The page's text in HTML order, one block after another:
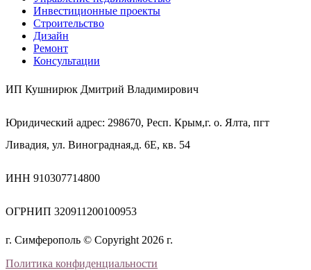
Инвестиционные проекты
Строительство
Дизайн
Ремонт
Консультации
ИП Кушнирюк Дмитрий Владимирович
Юридический адрес: 298670, Респ. Крым,г. о. Ялта, пгт
Ливадия, ул. Виноградная,д. 6Е, кв. 54
ИНН 910307714800
ОГРНИП 320911200100953
г. Симферополь © Copyright 2026 г.
Политика конфиденциальности